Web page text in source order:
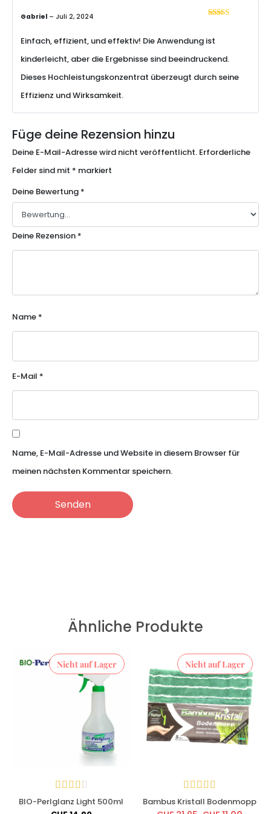
Gabriel – Juli 2, 2024
Einfach, effizient, und effektiv! Die Anwendung ist
kinderleicht, aber die Ergebnisse sind beeindruckend.
Dieses Hochleistungskonzentrat überzeugt durch seine
Effizienz und Wirksamkeit.
Füge deine Rezension hinzu
Deine E-Mail-Adresse wird nicht veröffentlicht. Erforderliche
Felder sind mit * markiert
Deine Bewertung *
Deine Rezension *
Name *
E-Mail *
Name, E-Mail-Adresse und Website in diesem Browser für
meinen nächsten Kommentar speichern.
Ähnliche Produkte
Nicht auf Lager
BIO-Perlglanz Light 500ml
Nicht auf Lager
Bambus Kristall Bodenmopp